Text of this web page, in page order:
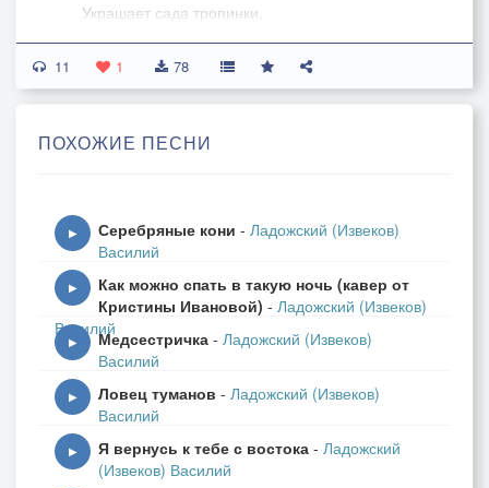
Украшает сада тропинки,
И повисли дожди, косые дожди,
Серебристые паутинки…
И сама на него отвечаю:
И весенних сосулек ряд
Новогодним искрится светом,
Как гирлянды на небе, звёзды горят
Ночью темною знойным летом!
Задаю я себе вопрос,
И сама на него отвечаю:
«Почему для меня круглый год - Новый год?
-В эту ночь мы с тобой повстречались!»
11 1 78
ПОХОЖИЕ ПЕСНИ
▶ Серебряные кони - Ладожский (Извеков)
Василий
▶
Как можно спать в такую ночь (кавер от
Кристины Ивановой) - Ладожский (Извеков)
Василий
▶ Медсестричка - Ладожский (Извеков)
Василий
▶ Ловец туманов - Ладожский (Извеков)
Василий
▶ Я вернусь к тебе с востока - Ладожский
(Извеков) Василий